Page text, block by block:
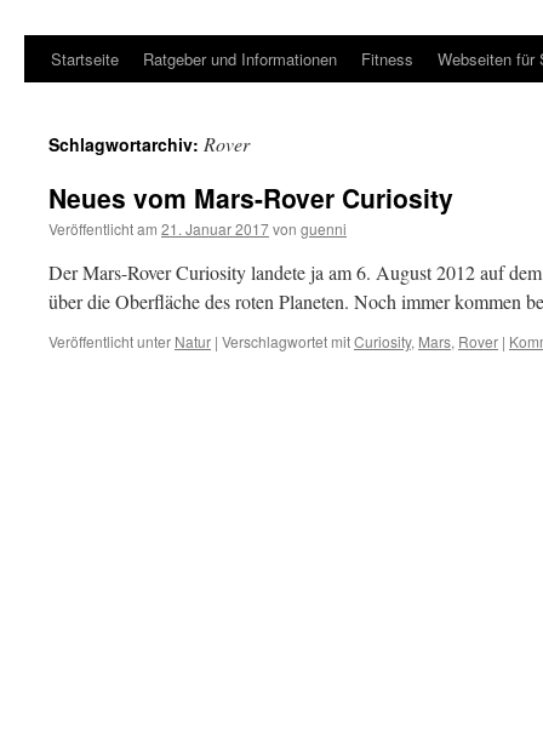
Startseite Ratgeber und Informationen Fitness Webseiten für
Schlagwortarchiv: Rover
Neues vom Mars-Rover Curiosity
Veröffentlicht am 21. Januar 2017von guenni
Der Mars-Rover Curiosity landete ja am 6. August 2012 auf
über die Oberfläche des roten Planeten. Noch immer kommen
Veröffentlicht unter Natur | Verschlagwortet mitCuriosity, Mars, Rover |